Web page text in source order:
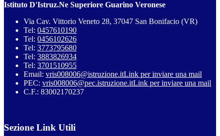
Istituto D'Istruz.Ne Superiore Guarino Veronese
Via Cav. Vittorio Veneto 28, 37047 San Bonifacio (VR)
Tel: 0457610190
Tel: 0456102626
Tel: 3773795680
Tel: 3883826934
Tel: 3701510955
Email: vris008006@istruzione.itLink per inviare una mail
PEC: vris008006@pec.istruzione.itLink per inviare una mail
C.F.: 83002170237
Sezione Link Utili